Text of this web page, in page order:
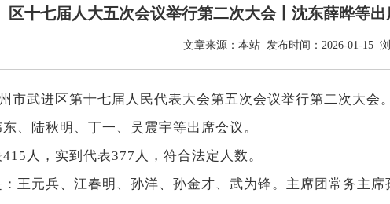
区十七届人大五次会议举行第二次大会丨沈东薛晔等
文章来源： 本站 发布时间： 2026-01-15
武进区第十七届人民代表大会第五次会议举行第二次大会。
陆秋明、丁一、吴震宇等出席会议。
人，实到代表377人，符合法定人数。
元兵、江春明、孙洋、孙金才、武为锋。主席团常务主席